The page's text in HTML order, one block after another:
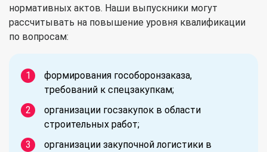
нормативных актов. Наши выпускники могут
рассчитывать на повышение уровня квалификации
по вопросам:
формирования гособоронзаказа,
требований к спецзакупкам;
организации госзакупок в области
строительных работ;
организации закупочной логистики в